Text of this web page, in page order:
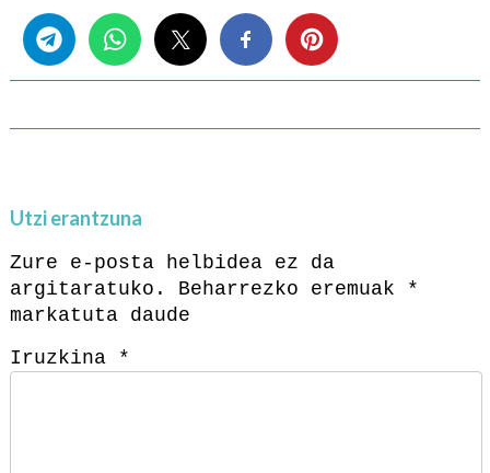
Utzi erantzuna
Zure e-posta helbidea ez da
argitaratuko.
Beharrezko eremuak
*
markatuta daude
Iruzkina
*